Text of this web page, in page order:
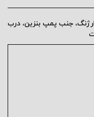
جنب پمپ بنزین، درب